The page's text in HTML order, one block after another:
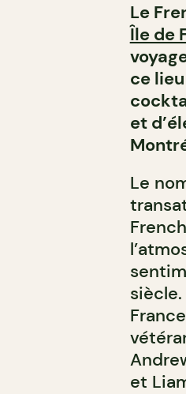
Le
Île de
ce
et
Le
et